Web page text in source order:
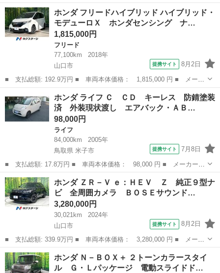
ー名： ホンダ ■ 車種名： Ｎ－ＢＯＸ ■ グレード名： Ｌ 後
期 純正ナビ バックカメラ 電動スライドドア シートヒーター
ホンダセ...
山口 山口市 N-BOX
ホンダ フリードハイブリッド ハイブリッド・
モデューロＸ ホンダセンシング ナ…
1,815,000円
フリード
77,100km
2018年
山口市
提携サイト 8月2日
■ 支払総額: 192.9万円 ■ 車両本体価格： 1,815,000 円 ■ メーカ
ー名： ホンダ ■ 車種名： フリードハイブリッド ■ グレード
名： ハイブリッド・モデューロＸ ホンダセンシング ナビ バッ
クカメラ ...
フリード
ホンダ ライフ Ｃ ＣＤ キーレス 防錆塗装
済 外装現状渡し エアバック・ＡＢ…
98,000円
ライフ
84,000km
2005年
鳥取県 米子市
提携サイト 7月8日
■ 支払総額: 17.8万円 ■ 車両本体価格： 98,000 円 ■ メーカー
名： ホンダ ■ 車種名： ライフ ■ グレード名： Ｃ ＣＤ キ
ーレス 防錆塗装済 外装現状渡し エアバック・ＡＢＳ・エアコ
ン・パワステ・パ...
鳥取 米子市 ライフ
ホンダ ＺＲ－Ｖ ｅ：ＨＥＶ Ｚ 純正９型ナ
ビ 全周囲カメラ ＢＯＳＥサウンド…
3,280,000円
30,021km
2024年
山口市
提携サイト 8月2日
■ 支払総額: 339.9万円 ■ 車両本体価格： 3,280,000 円 ■ メーカ
ー名： ホンダ ■ 車種名： ＺＲ－Ｖ ■ グレード名： ｅ：ＨＥ
Ｖ Ｚ 純正９型ナビ 全周囲カメラ ＢＯＳＥサウンド 黒革シー
ト シー...
山口 山口市 ホンダ
ホンダ Ｎ－ＢＯＸ＋ ２トーンカラースタイ
ル Ｇ・Ｌパッケージ 電動スライドド…